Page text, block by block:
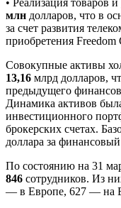
млн долларов, что в
за счет развития
приобретения
Совокупные активы
13,16 млрд долларов,
предыдущего
Динамика активов
инвестиционного
брокерских счетах.
доллара за
По состоянию на 31
846 сотрудников. Из
— в Европе, 627 — на